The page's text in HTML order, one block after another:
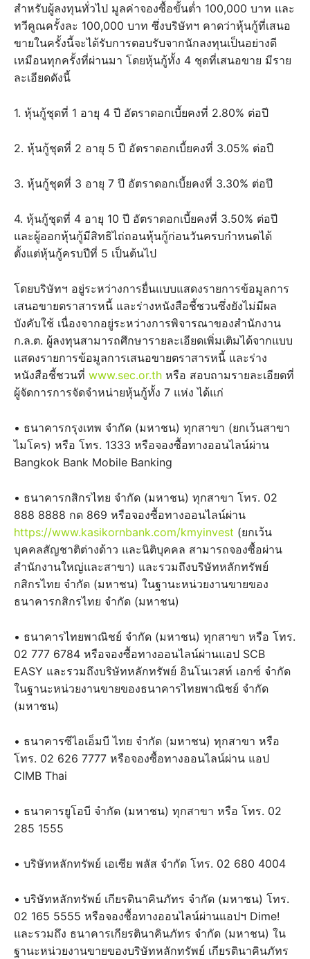
สำหรับผู้ลงทุนทั่วไป มูลค่าจองซื้อขั้นต่ำ 100,000 บาท และ
ทวีคูณครั้งละ 100,000 บาท ซึ่งบริษัทฯ คาดว่าหุ้นกู้ที่เสนอ
ขายในครั้งนี้จะได้รับการตอบรับจากนักลงทุนเป็นอย่างดี
เหมือนทุกครั้งที่ผ่านมา โดยหุ้นกู้ทั้ง 4 ชุดที่เสนอขาย มีราย
ละเอียดดังนี้
1. หุ้นกู้ชุดที่ 1 อายุ 4 ปี อัตราดอกเบี้ยคงที่ 2.80% ต่อปี
2. หุ้นกู้ชุดที่ 2 อายุ 5 ปี อัตราดอกเบี้ยคงที่ 3.05% ต่อปี
3. หุ้นกู้ชุดที่ 3 อายุ 7 ปี อัตราดอกเบี้ยคงที่ 3.30% ต่อปี
4. หุ้นกู้ชุดที่ 4 อายุ 10 ปี อัตราดอกเบี้ยคงที่ 3.50% ต่อปี
และผู้ออกหุ้นกู้มีสิทธิไถ่ถอนหุ้นกู้ก่อนวันครบกำหนดได้
ตั้งแต่หุ้นกู้ครบปีที่ 5 เป็นต้นไป
โดยบริษัทฯ อยู่ระหว่างการยื่นแบบแสดงรายการข้อมูลการ
เสนอขายตราสารหนี้ และร่างหนังสือชี้ชวนซึ่งยังไม่มีผล
บังคับใช้ เนื่องจากอยู่ระหว่างการพิจารณาของสำนักงาน
ก.ล.ต. ผู้ลงทุนสามารถศึกษารายละเอียดเพิ่มเติมได้จากแบบ
แสดงรายการข้อมูลการเสนอขายตราสารหนี้ และร่าง
หนังสือชี้ชวนที่ www.sec.or.th หรือ สอบถามรายละเอียดที่
ผู้จัดการการจัดจำหน่ายหุ้นกู้ทั้ง 7 แห่ง ได้แก่
• ธนาคารกรุงเทพ จำกัด (มหาชน) ทุกสาขา (ยกเว้นสาขา
ไมโคร) หรือ โทร. 1333 หรือจองซื้อทางออนไลน์ผ่าน
Bangkok Bank Mobile Banking
• ธนาคารกสิกรไทย จำกัด (มหาชน) ทุกสาขา โทร. 02
888 8888 กด 869 หรือจองซื้อทางออนไลน์ผ่าน
https://www.kasikornbank.com/kmyinvest (ยกเว้น
บุคคลสัญชาติต่างด้าว และนิติบุคคล สามารถจองซื้อผ่าน
สำนักงานใหญ่และสาขา) และรวมถึงบริษัทหลักทรัพย์
กสิกรไทย จำกัด (มหาชน) ในฐานะหน่วยงานขายของ
ธนาคารกสิกรไทย จำกัด (มหาชน)
• ธนาคารไทยพาณิชย์ จำกัด (มหาชน) ทุกสาขา หรือ โทร.
02 777 6784 หรือจองซื้อทางออนไลน์ผ่านแอป SCB
EASY และรวมถึงบริษัทหลักทรัพย์ อินโนเวสท์ เอกซ์ จำกัด
ในฐานะหน่วยงานขายของธนาคารไทยพาณิชย์ จำกัด
(มหาชน)
• ธนาคารซีไอเอ็มบี ไทย จำกัด (มหาชน) ทุกสาขา หรือ
โทร. 02 626 7777 หรือจองซื้อทางออนไลน์ผ่าน แอป
CIMB Thai
• ธนาคารยูโอบี จำกัด (มหาชน) ทุกสาขา หรือ โทร. 02
285 1555
• บริษัทหลักทรัพย์ เอเซีย พลัส จำกัด โทร. 02 680 4004
• บริษัทหลักทรัพย์ เกียรตินาคินภัทร จำกัด (มหาชน) โทร.
02 165 5555 หรือจองซื้อทางออนไลน์ผ่านแอปฯ Dime!
และรวมถึง ธนาคารเกียรตินาคินภัทร จำกัด (มหาชน) ใน
ฐานะหน่วยงานขายของบริษัทหลักทรัพย์ เกียรตินาคินภัทร